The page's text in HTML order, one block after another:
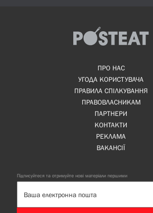
ПРО НАС
УГОДА КОРИСТУВАЧА
ПРАВИЛА СПІЛКУВАННЯ
ПРАВОВЛАСНИКАМ
ПАРТНЕРИ
КОНТАКТИ
РЕКЛАМА
ВАКАНСІЇ
Підписуйтеся та отримуйте нові матеріали першими